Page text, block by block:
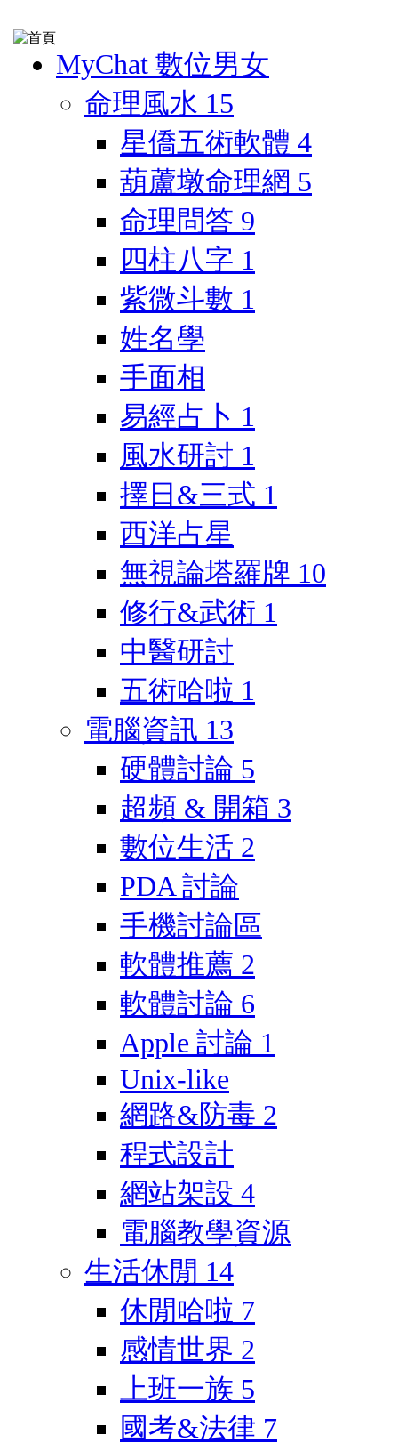
MyChat 數位男女
命理風水 15
星僑五術軟體 4
葫蘆墩命理網 5
命理問答 9
四柱八字 1
紫微斗數 1
姓名學
手面相
易經占卜 1
風水研討 1
擇日&三式 1
西洋占星
無視論塔羅牌 10
修行&武術 1
中醫研討
五術哈啦 1
電腦資訊 13
硬體討論 5
超頻 & 開箱 3
數位生活 2
PDA 討論
手機討論區
軟體推薦 2
軟體討論 6
Apple 討論 1
Unix-like
網路&防毒 2
程式設計
網站架設 4
電腦教學資源
生活休閒 14
休閒哈啦 7
感情世界 2
上班一族 5
國考&法律 7